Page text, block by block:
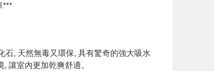
***
, 天然無毒又環保, 具有驚奇的強大吸水
讓室內更加乾爽舒適。